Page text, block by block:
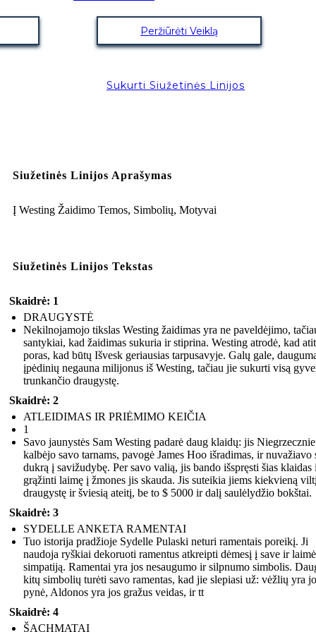
Peržiūrėti Veiklą
Sukurti Siužetinės Linijos
Siužetinės Linijos Aprašymas
Į Westing Žaidimo Temos, Simbolių, Motyvai
Siužetinės Linijos Tekstas
Skaidrė: 1
DRAUGYSTĖ
Nekilnojamojo tikslas Westing žaidimas yra ne paveldėjimo,
santykiai, kad žaidimas sukuria ir stiprina. Westing atrodė, kad
poras, kad būtų Išvesk geriausias tarpusavyje. Galų gale,
įpėdinių negauna milijonus iš Westing, tačiau jie sukurti visą
trunkančio draugystę.
Skaidrė: 2
ATLEIDIMAS IR PRIĖMIMO KEIČIA
1
Savo jaunystės Sam Westing padarė daug klaidų: jis Niegrzecznie
kalbėjo savo tarnams, pavogė James Hoo išradimas, ir nuvažiavo
dukrą į savižudybę. Per savo valią, jis bando išspręsti šias klaidas
grąžinti laimę į žmones jis skauda. Jis suteikia jiems kiekvieną
draugystę ir šviesią ateitį, be to $ 5000 ir dalį saulėlydžio bokštai.
Skaidrė: 3
SYDELLE ANKETA RAMENTAI
Tuo istorija pradžioje Sydelle Pulaski neturi ramentais poreikį. Ji
naudoja ryškiai dekoruoti ramentus atkreipti dėmesį į save ir
simpatiją. Ramentai yra jos nesaugumo ir silpnumo simbolis.
kitų simbolių turėti savo ramentas, kad jie slepiasi už: vėžlių yra
pynė, Aldonos yra jos gražus veidas, ir tt
Skaidrė: 4
ŠACHMATAI